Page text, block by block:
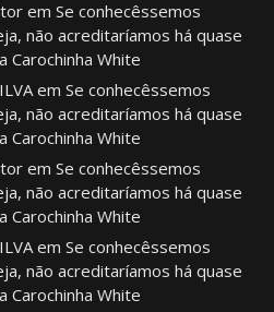
em Se conhecêssemos
não acreditaríamos há quase
Carochinha White
em Se conhecêssemos
não acreditaríamos há quase
Carochinha White
em Se conhecêssemos
não acreditaríamos há quase
Carochinha White
em Se conhecêssemos
não acreditaríamos há quase
Carochinha White